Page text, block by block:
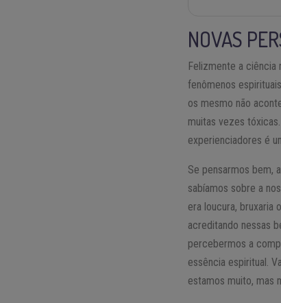
NOVAS
Felizmente a
fenômenos
os mesmo não
muitas vezes
experienciadores é
Se pensarmos bem,
sabíamos sobre a
era loucura, bruxaria
acreditando nessas
percebermos a
essência espiritual.
estamos muito, mas